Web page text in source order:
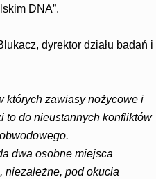
DNA”.
dyrektor działu badań i
których zawiasy nożycowe i
to do nieustannych konfliktów
dwa osobne miejsca
niezależne, pod okucia